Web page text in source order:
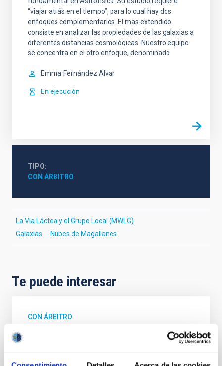
“viajar atrás en el tiempo”, para lo cual hay dos
enfoques complementarios. El mas extendido
consiste en analizar las propiedades de las galaxias a
diferentes distancias cosmológicas. Nuestro equipo
se concentra en el otro enfoque, denominado
Emma Fernández Alvar
En ejecución
TIPO
CON ÁRBITRO
La Vía Láctea y el Grupo Local (MWLG)
Galaxias
Nubes de Magallanes
Te puede interesar
CON ÁRBITRO
The impact of star formation histories on
galaxies